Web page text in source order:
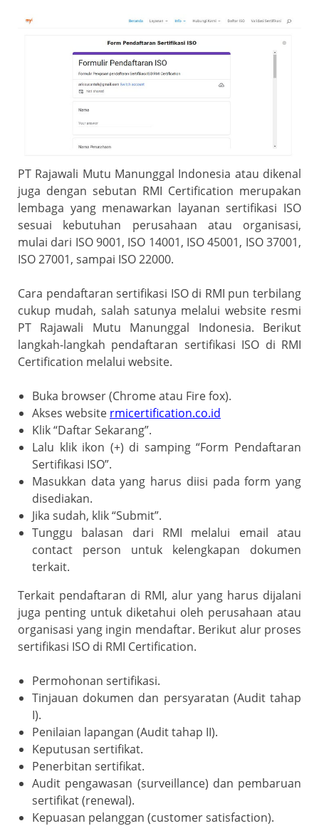
PT Rajawali Mutu Manunggal Indonesia atau dikenal
juga dengan sebutan RMI Certification merupakan
lembaga yang menawarkan layanan sertifikasi ISO
sesuai kebutuhan perusahaan atau organisasi,
mulai dari ISO 9001, ISO 14001, ISO 45001, ISO 37001,
ISO 27001, sampai ISO 22000.
Cara pendaftaran sertifikasi ISO di RMI pun terbilang
cukup mudah, salah satunya melalui website resmi
PT Rajawali Mutu Manunggal Indonesia. Berikut
langkah-langkah pendaftaran sertifikasi ISO di RMI
Certification melalui website.
Buka browser (Chrome atau Fire fox).
Akses website rmicertification.co.id
Klik “Daftar Sekarang”.
Lalu klik ikon (+) di samping “Form Pendaftaran
Sertifikasi ISO”.
Masukkan data yang harus diisi pada form yang
disediakan.
Jika sudah, klik “Submit”.
Tunggu balasan dari RMI melalui email atau
contact person untuk kelengkapan dokumen
terkait.
Terkait pendaftaran di RMI, alur yang harus dijalani
juga penting untuk diketahui oleh perusahaan atau
organisasi yang ingin mendaftar. Berikut alur proses
sertifikasi ISO di RMI Certification.
Permohonan sertifikasi.
Tinjauan dokumen dan persyaratan (Audit tahap
I).
Penilaian lapangan (Audit tahap II).
Keputusan sertifikat.
Penerbitan sertifikat.
Audit pengawasan (surveillance) dan pembaruan
sertifikat (renewal).
Kepuasan pelanggan (customer satisfaction).